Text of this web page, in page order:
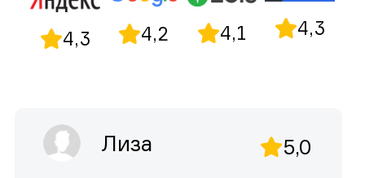
4,3 4,2 4,1 4,3
Лиза 5,0